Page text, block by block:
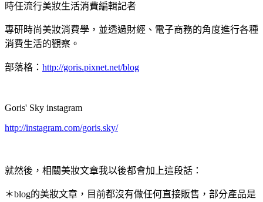
時任流行美妝生活消費編輯記者
專研時尚美妝消費學，並透過財經、電子商務的角度進行各種
消費生活的觀察。
部落格： http://goris.pixnet.net/blog
Goris' Sky instagram
http://instagram.com/goris.sky/
就然後，相關美妝文章我以後都會加上這段話：
＊blog的美妝文章，目前都沒有做任何直接販售，部分產品是